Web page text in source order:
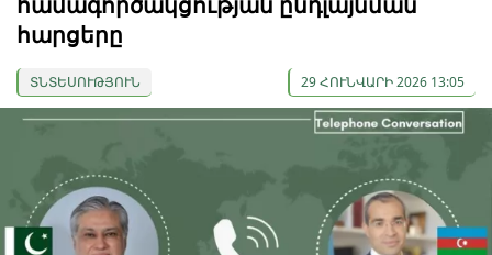
հարցերը
ՏՆՏԵՍՈՒԹՅՈՒՆ 29 ՀՈՒՆՎԱՐԻ 2026 13:05